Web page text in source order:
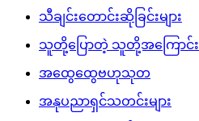
သီချင်းတောင်းဆိုခြင်းများ
သူတို့ပြောတဲ့ သူတို့အကြောင်း
အထွေထွေဗဟုသုတ
အနုပညာရှင်သတင်းများ